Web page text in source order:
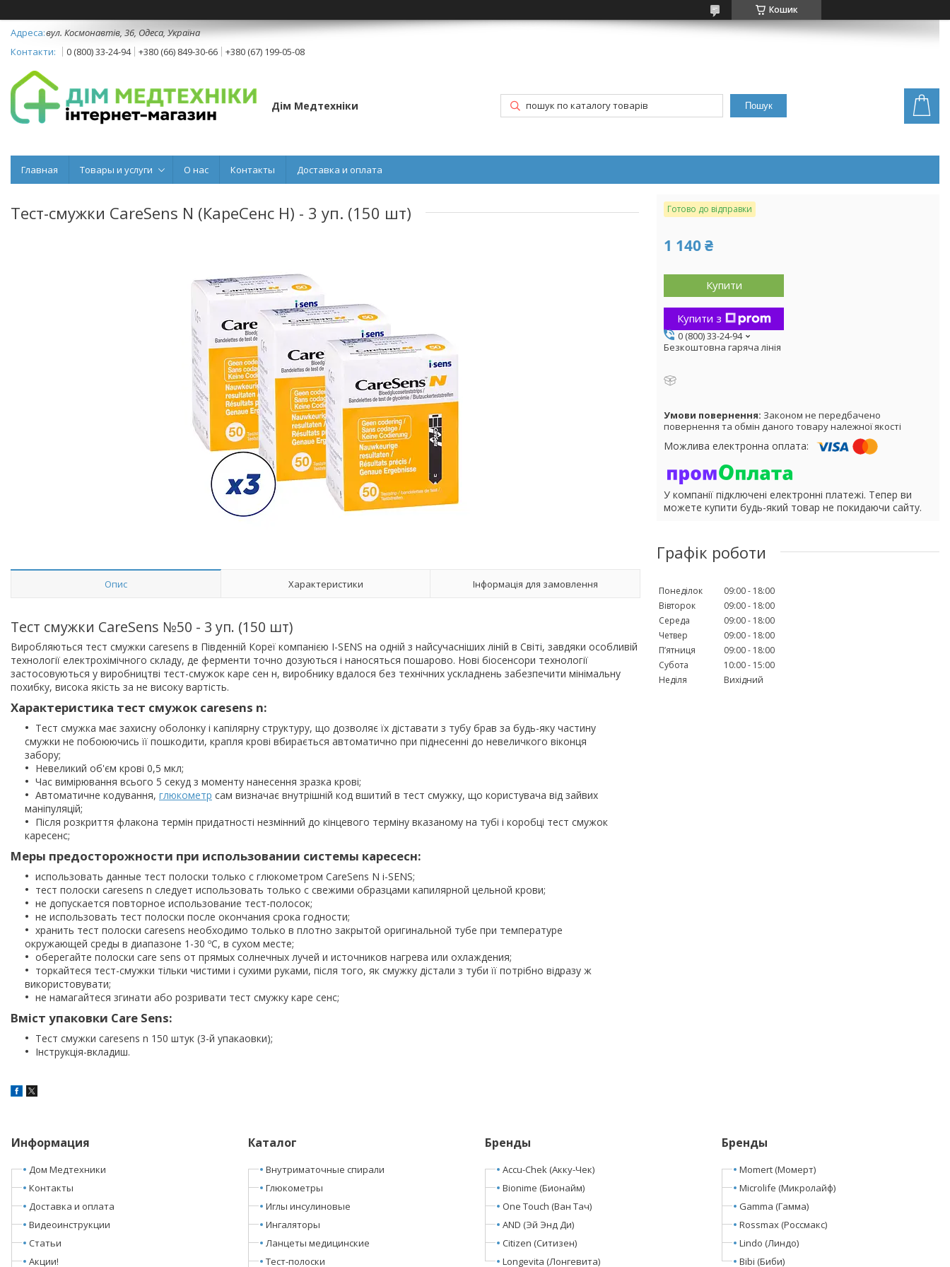
Кошик
вул. Космонавтів, 36, Одеса, Україна
0 (800) 33-24-94
+380 (66) 849-30-66 +380 (67) 199-05-08
Дім Медтехніки Пошук
Главная Товары и услуги О нас Контакты Доставка и оплата
Тест-смужки CareSens N (КареСенс Н) - 3 уп. (150 шт)
Опис Характеристики Інформація для замовлення
Тест смужки CareSens №50 - 3 уп. (150 шт)
Виробляються тест смужки caresens в Південній Кореї компанією I-SENS на одній з найсучасніших ліній в Світі, завдяки особливій
технології електрохімічного складу, де ферменти точно дозуються і наносяться пошарово. Нові біосенсори технології
застосовуються у виробництві тест-смужок каре сен н, виробнику вдалося без технічних ускладнень забезпечити мінімальну
похибку, висока якість за не високу вартість.
Характеристика тест смужок caresens n:
Тест смужка має захисну оболонку і капілярну структуру, що дозволяє їх діставати з тубу брав за будь-яку частину
смужки не побоюючись її пошкодити, крапля крові вбирається автоматично при піднесенні до невеличкого віконця
забору;
Невеликий об'єм крові 0,5 мкл;
Час вимірювання всього 5 секуд з моменту нанесення зразка крові;
Автоматичне кодування, глюкометр сам визначає внутрішній код вшитий в тест смужку, що користувача від зайвих
маніпуляцій;
Після розкриття флакона термін придатності незмінний до кінцевого терміну вказаному на тубі і коробці тест смужок
каресенс;
Меры предосторожности при использовании системы каресесн:
использовать данные тест полоски только с глюкометром CareSens N i-SENS;
тест полоски caresens n следует использовать только с свежими образцами капилярной цельной крови;
не допускается повторное использование тест-полосок;
не использовать тест полоски после окончания срока годности;
хранить тест полоски caresens необходимо только в плотно закрытой оригинальной тубе при температуре
окружающей среды в диапазоне 1-30 ºC, в сухом месте;
оберегайте полоски care sens от прямых солнечных лучей и источников нагрева или охлаждения;
торкайтеся тест-смужки тільки чистими і сухими руками, після того, як смужку дістали з туби її потрібно відразу ж
використовувати;
не намагайтеся згинати або розривати тест смужку каре сенс;
Вміст упаковки Care Sens:
Тест смужки caresens n 150 штук (3-й упакаовки);
Інструкція-вкладиш.
Готово до відправки
1 140 ₴
Купити
Купити з
0 (800) 33-24-94
Безкоштовна гаряча лінія
Законом не передбачено
повернення та обмін даного товару належної якості
У компанії підключені електронні платежі. Тепер ви
можете купити будь-який товар не покидаючи сайту.
Графік роботи
Понеділок 09:00
18:00
Вівторок
09:00
18:00
Середа
09:00
18:00
Четвер
09:00
18:00
Пʼятниця
09:00
18:00
Субота
10:00
15:00
Неділя
Вихідний
Информация
Дом Медтехники
Контакты
Доставка и оплата
Видеоинструкции
Статьи
Акции!
Каталог
Внутриматочные спирали
Глюкометры
Иглы инсулиновые
Ингаляторы
Ланцеты медицинские
Тест-полоски
Бренды
Accu-Chek (Акку-Чек)
Bionime (Бионайм)
One Touch (Ван Тач)
AND (Эй Энд Ди)
Citizen (Ситизен)
Longevita (Лонгевита)
Бренды
Momert (Момерт)
Microlife (Микролайф)
Gamma (Гамма)
Rossmax (Россмакс)
Lindo (Линдо)
Bibi (Биби)